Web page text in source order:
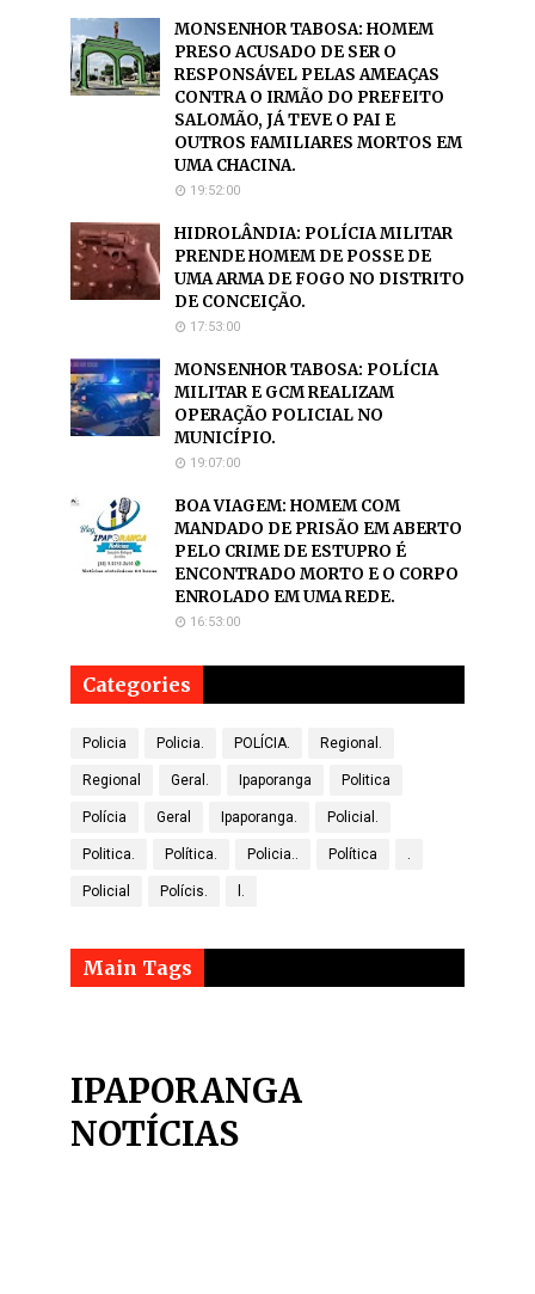
MONSENHOR TABOSA: HOMEM
PRESO ACUSADO DE SER O
RESPONSÁVEL PELAS AMEAÇAS
CONTRA O IRMÃO DO PREFEITO
SALOMÃO, JÁ TEVE O PAI E
OUTROS FAMILIARES MORTOS EM
UMA CHACINA.
19:52:00
HIDROLÂNDIA: POLÍCIA MILITAR
PRENDE HOMEM DE POSSE DE
UMA ARMA DE FOGO NO DISTRITO
DE CONCEIÇÃO.
17:53:00
MONSENHOR TABOSA: POLÍCIA
MILITAR E GCM REALIZAM
OPERAÇÃO POLICIAL NO
MUNICÍPIO.
19:07:00
BOA VIAGEM: HOMEM COM
MANDADO DE PRISÃO EM ABERTO
PELO CRIME DE ESTUPRO É
ENCONTRADO MORTO E O CORPO
ENROLADO EM UMA REDE.
16:53:00
Categories
Policia Policia. POLÍCIA. Regional.
Regional Geral. Ipaporanga Politica
Polícia Geral Ipaporanga. Policial.
Politica. Política. Policia.. Política .
Policial Polícis. l.
Main Tags
IPAPORANGA
NOTÍCIAS